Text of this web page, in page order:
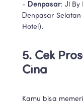
- Denpasar: Jl By
Denpasar
Hotel).
5. Cek
Cina
Kamu bisa